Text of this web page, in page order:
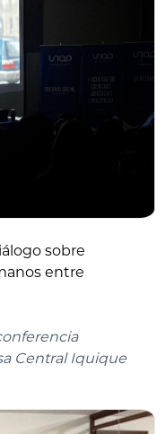
sobre
entre
Central Iquique